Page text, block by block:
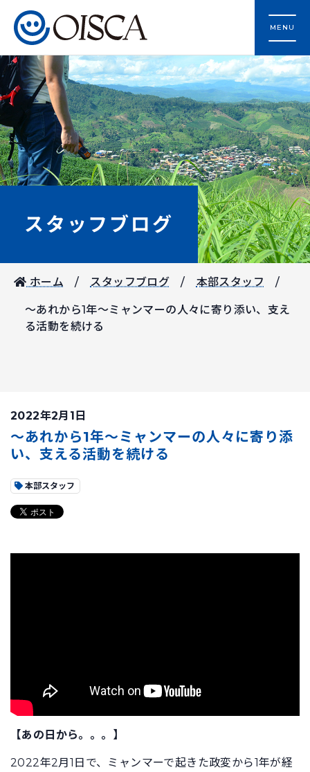
MENU
スタッフブログ
ホーム スタッフブログ 本部スタッフ
〜あれから1年〜ミャンマーの人々に寄り添い、支え
る活動を続ける
2022年2月1日
〜あれから1年〜ミャンマーの人々に寄り添
い、支える活動を続ける
本部スタッフ
【あの日から。。。】
2022年2月1日で、ミャンマーで起きた政変から1年が経